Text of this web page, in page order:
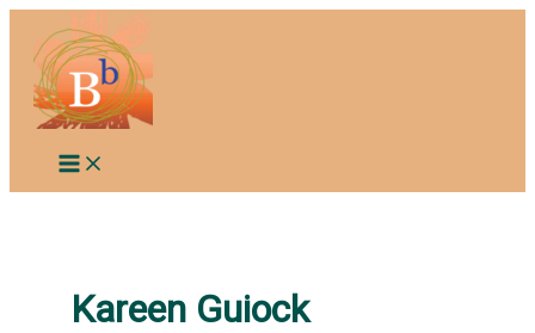
contenu
Kareen Guiock